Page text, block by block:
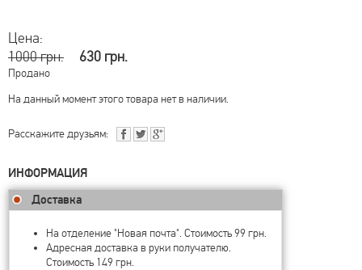
Цена:
1000 грн.
630 грн.
Продано
На данный момент этого товара нет в наличии.
Расскажите друзьям:
ИНФОРМАЦИЯ
Доставка
На отделение "Новая почта". Стоимость 99 грн.
Адресная доставка в руки получателю.
Стоимость 149 грн.